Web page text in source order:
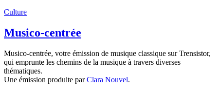
Culture
Musico-centrée
Musico-centrée, votre émission de musique classique sur Trensistor,
qui emprunte les chemins de la musique à travers diverses
thématiques.
Une émission produite parClara Nouvel.